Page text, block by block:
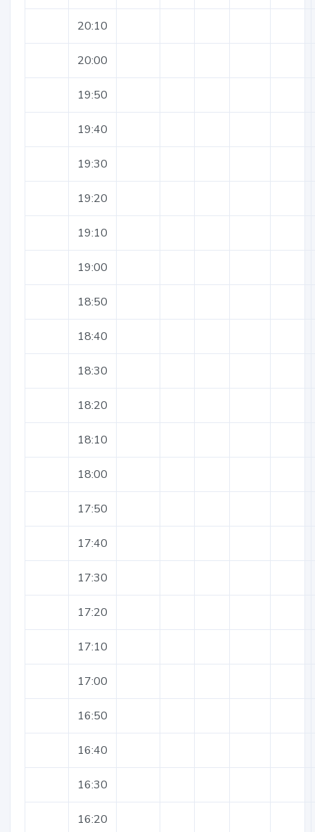
20:10
20:00
19:50
19:40
19:30
19:20
19:10
19:00
18:50
18:40
18:30
18:20
18:10
18:00
17:50
17:40
17:30
17:20
17:10
17:00
16:50
16:40
16:30
16:20